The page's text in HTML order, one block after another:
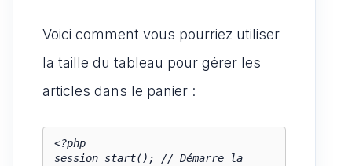
Voici comment vous pourriez utiliser
la taille du tableau pour gérer les
articles dans le panier :
<?php
session_start(); // Démarre la